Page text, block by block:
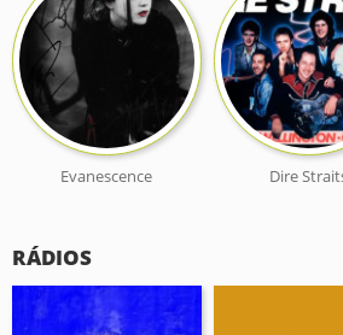
Evanescence Dire
RÁDIOS